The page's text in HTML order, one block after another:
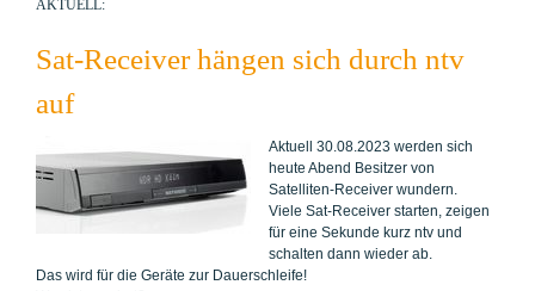
AKTUELL:
Sat-Receiver hängen sich durch ntv
auf
Aktuell 30.08.2023 werden sich
heute Abend Besitzer von
Satelliten-Receiver wundern.
Viele Sat-Receiver starten, zeigen
für eine Sekunde kurz ntv und
schalten dann wieder ab.
Das wird für die Geräte zur Dauerschleife!